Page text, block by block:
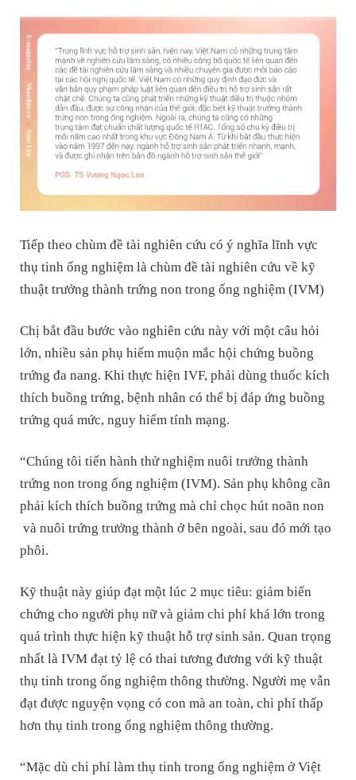
Tiếp theo chùm đề tài nghiên cứu có ý nghĩa lĩnh vực
thụ tinh ống nghiệm là chùm đề tài nghiên cứu về kỹ
thuật trưởng thành trứng non trong ống nghiệm (IVM)
Chị bắt đầu bước vào nghiên cứu này với một câu hỏi
lớn, nhiều sản phụ hiếm muộn mắc hội chứng buồng
trứng đa nang. Khi thực hiện IVF, phải dùng thuốc kích
thích buồng trứng, bệnh nhân có thể bị đáp ứng buồng
trứng quá mức, nguy hiểm tính mạng.
“Chúng tôi tiến hành thử nghiệm nuôi trưởng thành
trứng non trong ống nghiệm (IVM). Sản phụ không cần
phải kích thích buồng trứng mà chỉ chọc hút noãn non
và nuôi trứng trưởng thành ở bên ngoài, sau đó mới tạo
phôi.
Kỹ thuật này giúp đạt một lúc 2 mục tiêu: giảm biến
chứng cho người phụ nữ và giảm chi phí khá lớn trong
quá trình thực hiện kỹ thuật hỗ trợ sinh sản. Quan trọng
nhất là IVM đạt tỷ lệ có thai tương đương với kỹ thuật
thụ tinh trong ống nghiệm thông thường. Người mẹ vẫn
đạt được nguyện vọng có con mà an toàn, chi phí thấp
hơn thụ tinh trong ống nghiệm thông thường.
“Mặc dù chi phí làm thụ tinh trong ống nghiệm ở Việt